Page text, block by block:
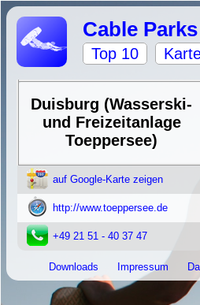
Cable Parks
Top 10
Duisburg (Wasserski-
und Freizeitanlage
Toeppersee)
auf Google-Karte zeigen
http://www.toeppersee.de
+49 21 51 - 40 37 47
Downloads Impressum